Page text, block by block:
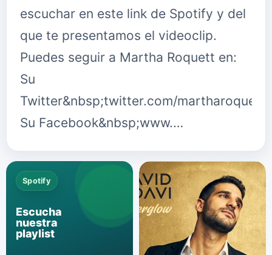
escuchar en este link de Spotify y del
que te presentamos el videoclip.
Puedes seguir a Martha Roquett en:
Su
Twitter&nbsp;twitter.com/martharoquett
Su Facebook&nbsp;www.…
Spotify
Escucha
nuestra
playlist